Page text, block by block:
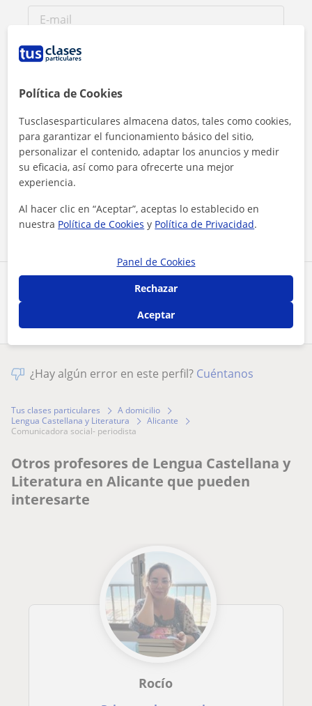
Comparte a este profesor
Al hacer clic, aceptas nuestroaviso legal y de privacidad
Contactar ahora
¿Hay algún error en este perfil? Cuéntanos
Tus clases particulares
A domicilio
Lengua Castellana y Literatura
Alicante
comunicadora social- periodista
Otros profesores de Lengua Castellana y
Literatura en Alicante que pueden
interesarte
Rocío
Política de Cookies
Tusclasesparticulares almacena datos, tales como cookies,
para garantizar el funcionamiento básico del sitio,
personalizar el contenido, adaptar los anuncios y medir
su eficacia, así como para ofrecerte una mejor
experiencia.
Al hacer clic en “Aceptar”, aceptas lo establecido en
nuestra Política de Cookies y Política de Privacidad.
Panel de Cookies
Rechazar
Aceptar